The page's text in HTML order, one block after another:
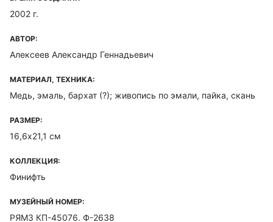
2002 г.
АВТОР:
Алексеев Александр Геннадьевич
МАТЕРИАЛ, ТЕХНИКА:
Медь, эмаль, бархат (?); живопись по эмали, пайка, скань
РАЗМЕР:
16,6х21,1 см
КОЛЛЕКЦИЯ:
Финифть
МУЗЕЙНЫЙ НОМЕР:
РЯМЗ КП-45076. Ф-2638